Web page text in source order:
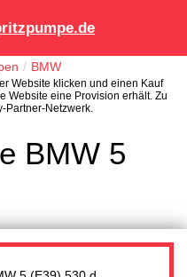
BMW
Website klicken und einen Kauf
Website eine Provision erhält. Zu
Partner-Netzwerk.
BMW 5